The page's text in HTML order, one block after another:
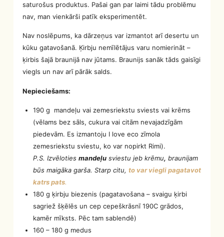
saturošus produktus. Pašai gan par laimi tādu problēmu
nav, man vienkārši patīk eksperimentēt.
Nav noslēpums, ka dārzeņus var izmantot arī desertu un
kūku gatavošanā. Ķirbju nemīlētājus varu nomierināt –
ķirbis šajā braunijā nav jūtams. Braunijs sanāk tāds gaisīgi
viegls un nav arī pārāk salds.
Nepieciešams:
190 g mandeļu vai zemesriekstu sviests vai krēms
(vēlams bez sāls, cukura vai citām nevajadzīgām
piedevām. Es izmantoju I love eco zīmola
zemesriekstu sviestu, ko var nopirkt Rimi).
P.S. Izvēlotiesmandeļu sviestu jeb krēmu, braunijam
būs maigāka garša. Starp citu,to var viegli pagatavot
katrs pats.
180 g ķirbju biezenis (pagatavošana – svaigu ķirbi
sagriež šķēlēs un cep cepeškrāsnī 190C grādos,
kamēr mīksts. Pēc tam sablendē)
160 – 180 g medus